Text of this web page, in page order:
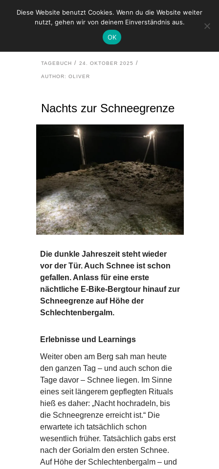
TAGEBUCH 24. OKTOBER 2025
AUTHOR: OLIVER
Nachts zur Schneegrenze
Die dunkle Jahreszeit steht wieder
vor der Tür. Auch Schnee ist schon
gefallen. Anlass für eine erste
nächtliche E-Bike-Bergtour hinauf zur
Schneegrenze auf Höhe der
Schlechtenbergalm.
Erlebnisse und Learnings
Weiter oben am Berg sah man heute
den ganzen Tag – und auch schon die
Tage davor – Schnee liegen. Im Sinne
eines seit längerem gepflegten Rituals
hieß es daher: „Nacht hochradeln, bis
die Schneegrenze erreicht ist.“ Die
erwartete ich tatsächlich schon
wesentlich früher. Tatsächlich gabs erst
nach der Gorialm den ersten Schnee.
Auf Höhe der Schlechtenbergalm – und
Diese Website benutzt Cookies. Wenn du die Website weiter
nutzt, gehen wir von deinem Einverständnis aus.
OK